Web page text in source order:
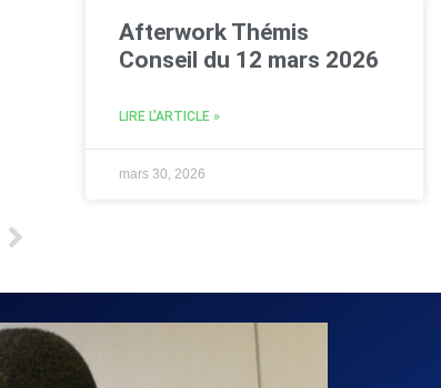
Afterwork Thémis
Conseil du 12 mars 2026
LIRE L'ARTICLE »
mars 30, 2026